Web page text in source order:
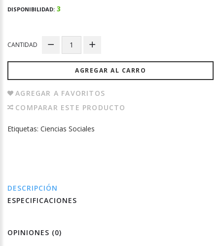
DISPONIBILIDAD: 3
CANTIDAD
AGREGAR AL CARRO
AGREGAR A FAVORITOS
COMPARAR ESTE PRODUCTO
Etiquetas: Ciencias Sociales
DESCRIPCIÓN
ESPECIFICACIONES
OPINIONES (0)